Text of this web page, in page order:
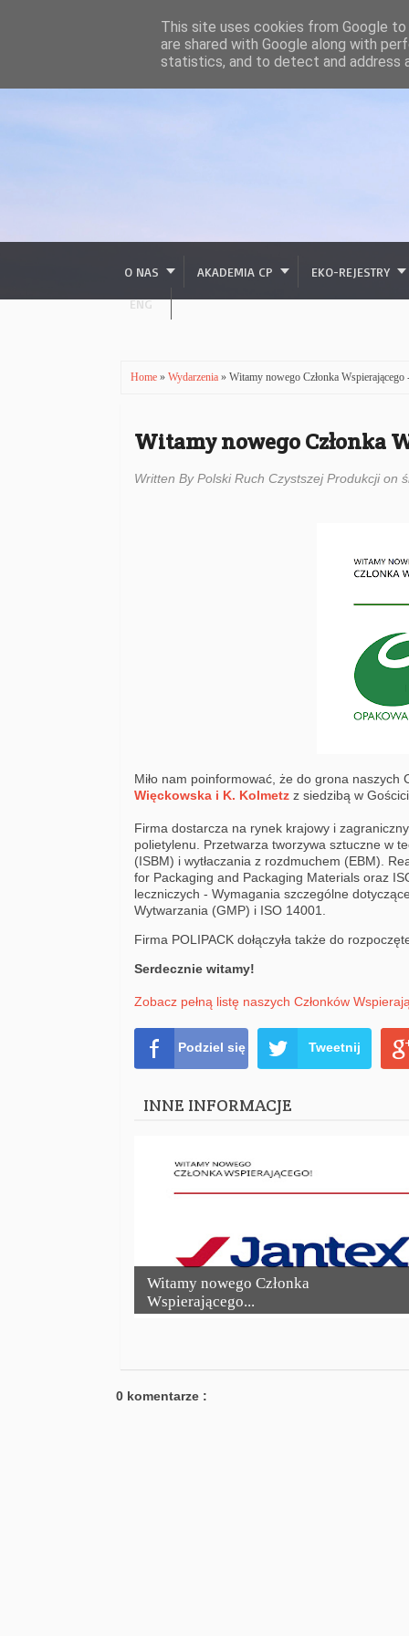
O NAS AKADEMIA CP EKO-REJESTRY
ENG
Home » Wydarzenia » Witamy nowego Członka
Witamy nowego Członka
Written By Polski Ruch Czystszej Produkcji on
Miło nam poinformować, że do grona naszych
Więckowska i K. Kolmetz z siedzibą w
Firma dostarcza na rynek krajowy i
polietylenu. Przetwarza tworzywa sztuczne w
(ISBM) i wytłaczania z rozdmuchem (EBM).
for Packaging and Packaging Materials oraz
leczniczych - Wymagania szczególne
Wytwarzania (GMP) i ISO 14001.
Firma POLIPACK dołączyła także do
Serdecznie witamy!
Zobacz pełną listę naszych Członków
Podziel się Tweetnij
INNE INFORMACJE
Witamy nowego Członka
Wspierającego...
0 komentarze :
This site uses cookies from Google
are shared with Google along with
statistics, and to detect and address